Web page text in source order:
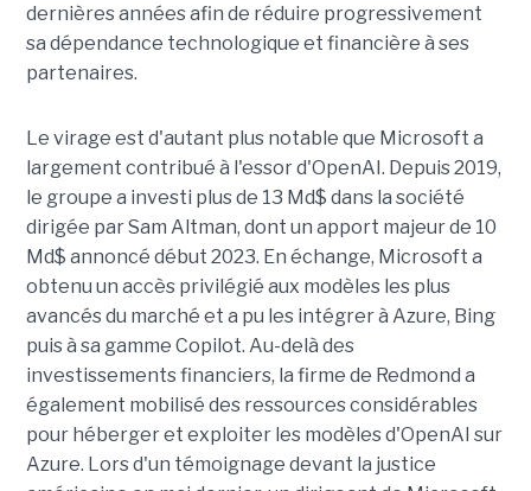
dernières années afin de réduire progressivement
sa dépendance technologique et financière à ses
partenaires.
Le virage est d'autant plus notable que Microsoft a
largement contribué à l'essor d'OpenAI. Depuis 2019,
le groupe a investi plus de 13 Md$ dans la société
dirigée par Sam Altman, dont un apport majeur de 10
Md$ annoncé début 2023. En échange, Microsoft a
obtenu un accès privilégié aux modèles les plus
avancés du marché et a pu les intégrer à Azure, Bing
puis à sa gamme Copilot. Au-delà des
investissements financiers, la firme de Redmond a
également mobilisé des ressources considérables
pour héberger et exploiter les modèles d'OpenAI sur
Azure. Lors d'un témoignage devant la justice